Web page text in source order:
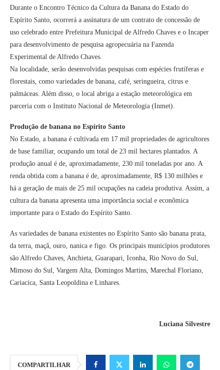
Durante o Encontro Técnico da Cultura da Banana do Estado do
Espírito Santo, ocorrerá a assinatura de um contrato de concessão de
uso celebrado entre Prefeitura Municipal de Alfredo Chaves e o Incaper
para desenvolvimento de pesquisa agropecuária na Fazenda
Experimental de Alfredo Chaves.
Na localidade, serão desenvolvidas pesquisas com espécies frutíferas e
florestais, como variedades de banana, café, seringueira, citrus e
palmáceas. Além disso, o local abriga a estação meteorológica em
parceria com o Instituto Nacional de Meteorologia (Inmet).
Produção de banana no Espírito Santo
No Estado, a banana é cultivada em 17 mil propriedades de agricultores
de base familiar, ocupando um total de 23 mil hectares plantados. A
produção anual é de, aproximadamente, 230 mil toneladas por ano. A
renda obtida com a banana é de, aproximadamente, R$ 130 milhões e
há a geração de mais de 25 mil ocupações na cadeia produtiva. Assim, a
cultura da banana apresenta uma importância social e econômica
importante para o Estado do Espírito Santo.
As variedades de banana existentes no Espírito Santo são banana prata,
da terra, maçã, ouro, nanica e figo. Os principais municípios produtores
são Alfredo Chaves, Anchieta, Guarapari, Iconha, Rio Novo do Sul,
Mimoso do Sul, Vargem Alta, Domingos Martins, Marechal Floriano,
Cariacica, Santa Leopoldina e Linhares.
Luciana Silvestre
COMPARTILHAR